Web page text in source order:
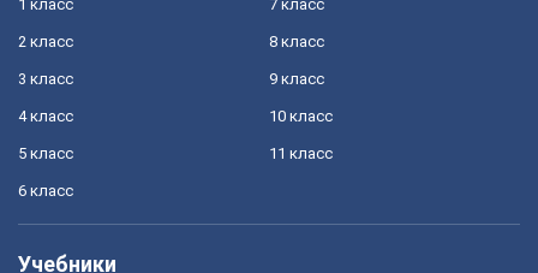
1 класс
2 класс
3 класс
4 класс
5 класс
6 класс
7 класс
8 класс
9 класс
10 класс
11 класс
Учебники